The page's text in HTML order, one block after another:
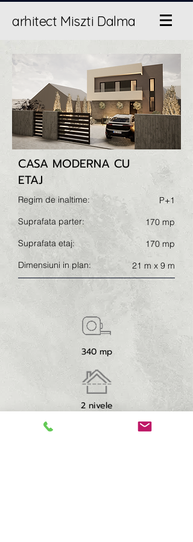
arhitect Miszti Dalma
CASA MODERNA CU
ETAJ
Regim de inaltime:
Suprafata parter:
Suprafata etaj:
Dimensiuni in plan:
P+1
170 mp
170 mp
21 m x 9 m
340 mp
2 nivele